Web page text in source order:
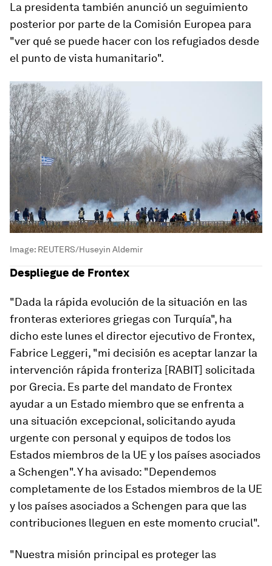
La presidenta también anunció un seguimiento
posterior por parte de la Comisión Europea para
"ver qué se puede hacer con los refugiados desde
el punto de vista humanitario".
Image: REUTERS/Huseyin Aldemir
Despliegue de Frontex
"Dada la rápida evolución de la situación en las
fronteras exteriores griegas con Turquía", ha
dicho este lunes el director ejecutivo de Frontex,
Fabrice Leggeri, "mi decisión es aceptar lanzar la
intervención rápida fronteriza [RABIT] solicitada
por Grecia. Es parte del mandato de Frontex
ayudar a un Estado miembro que se enfrenta a
una situación excepcional, solicitando ayuda
urgente con personal y equipos de todos los
Estados miembros de la UE y los países asociados
a Schengen". Y ha avisado: "Dependemos
completamente de los Estados miembros de la UE
y los países asociados a Schengen para que las
contribuciones lleguen en este momento crucial".
"Nuestra misión principal es proteger las